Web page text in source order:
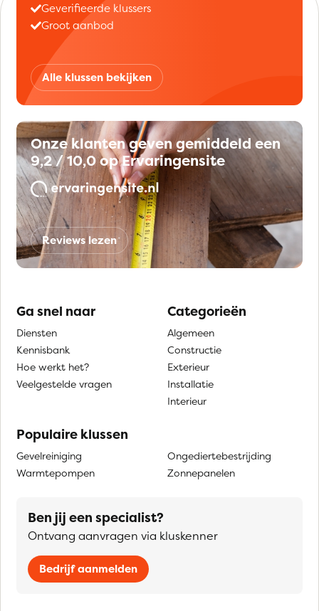
Geverifieerde klussers
Groot aanbod
Alle klussen bekijken
Onze klanten geven gemiddeld een
9,2 / 10,0 op Ervaringensite
Reviews lezen
Ga snel naar
Diensten
Kennisbank
Hoe werkt het?
Veelgestelde vragen
Categorieën
Algemeen
Constructie
Exterieur
Installatie
Interieur
Populaire klussen
Gevelreiniging
Warmtepompen
Ongediertebestrijding
Zonnepanelen
Ben jij een specialist?
Ontvang aanvragen via kluskenner
Bedrijf aanmelden